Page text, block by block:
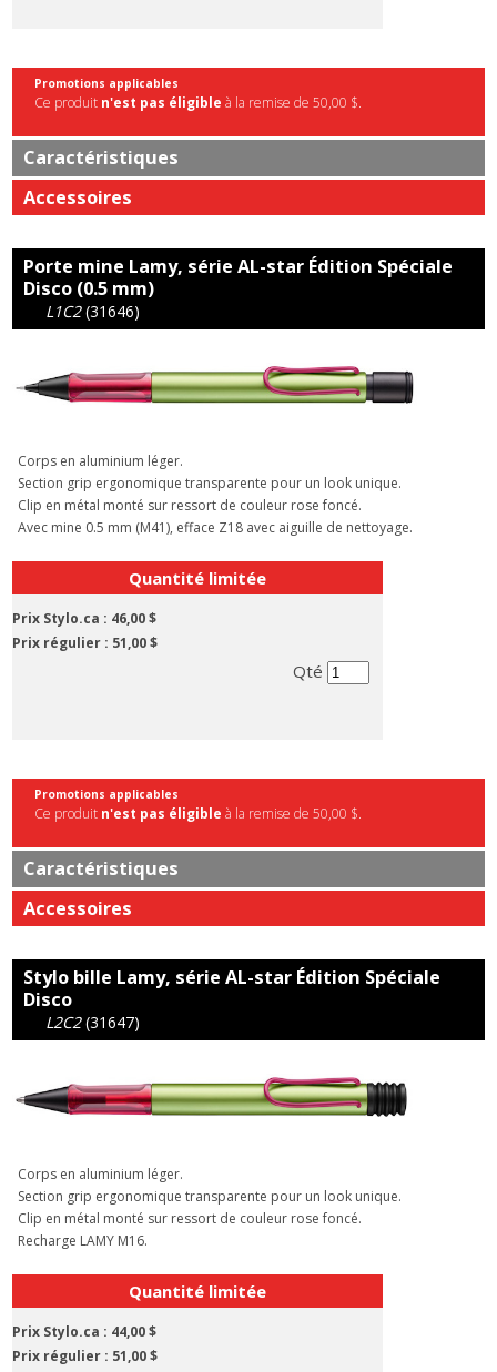
Promotions applicables
Ce produit n'est pas éligible à la remise de 50,00 $.
Caractéristiques
Accessoires
Porte mine Lamy, série AL-star Édition Spéciale
Disco (0.5 mm)
L1C2 (31646)
Corps en aluminium léger.
Section grip ergonomique transparente pour un look unique.
Clip en métal monté sur ressort de couleur rose foncé.
Avec mine 0.5 mm (M41), efface Z18 avec aiguille de nettoyage.
Quantité limitée
Prix Stylo.ca : 46,00 $
Prix régulier : 51,00 $
Qté
Promotions applicables
Ce produit n'est pas éligible à la remise de 50,00 $.
Caractéristiques
Accessoires
Stylo bille Lamy, série AL-star Édition Spéciale
Disco
L2C2 (31647)
Corps en aluminium léger.
Section grip ergonomique transparente pour un look unique.
Clip en métal monté sur ressort de couleur rose foncé.
Recharge LAMY M16.
Quantité limitée
Prix Stylo.ca : 44,00 $
Prix régulier : 51,00 $